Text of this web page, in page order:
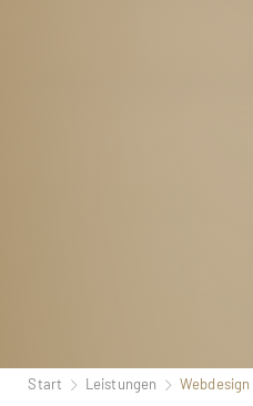
Start Leistungen Webdesign